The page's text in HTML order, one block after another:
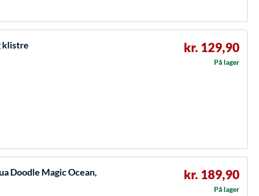
klistre kr. 129,90
På lager
Doodle Magic Ocean,
kr. 189,90
På lager